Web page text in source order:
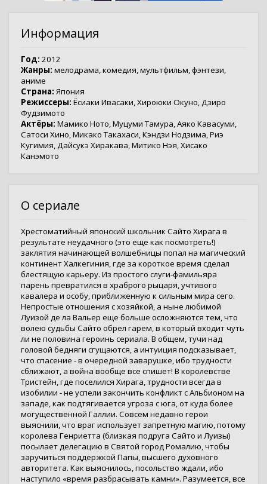
Информация
Год: 2012
Жанры: мелодрама,комедия,мультфильм,фэнтези,
аниме
Страна: Япония
Режиссеры: Ёсиаки Ивасаки,Хироюки Окуно,Дзиро
Фудзимото
Актёры: Мамико Ното,Муцуми Тамура,Аяко Кавасуми,
Сатоси Хино,Микако Такахаси,Кэндзи Нодзима,Риэ
Кугимия,Дайсукэ Хиракава,Митико Нэя,Хисако
Канэмото
О сериале
Хрестоматийный японский школьник Сайто Хирага в
результате неудачного (это еще как посмотреть!)
заклятия начинающей волшебницы попал на магический
континент Халкегиния, где за короткое время сделал
блестящую карьеру. Из простого слуги-фамильяра
парень превратился в храброго рыцаря, учтивого
кавалера и особу, приближенную к сильным мира сего.
Непростые отношения с хозяйкой, а ныне любимой
Луизой де ла Вальер еще больше осложняются тем, что
волею судьбы Сайто обрел гарем, в который входит чуть
ли не половина героинь сериала. В общем, тучи над
головой бедняги сгущаются, а интуиция подсказывает,
что спасение - в очередной заварушке, ибо трудности
сближают, а война вообще все спишет! В королевстве
Тристейн, где поселился Хирага, трудности всегда в
изобилии - не успели закончить конфликт с Альбионом на
западе, как подтягивается угроза с юга, от куда более
могущественной Галлии. Совсем недавно герои
выяснили, что враг использует запретную магию, потому
королева Генриетта (близкая подруга Сайто и Луизы)
посылает делегацию в Святой город Ромалию, чтобы
заручиться поддержкой Папы, высшего духовного
авторитета. Как выяснилось, посольство ждали, ибо
наступило «время разбрасывать камни». Разумеется, все